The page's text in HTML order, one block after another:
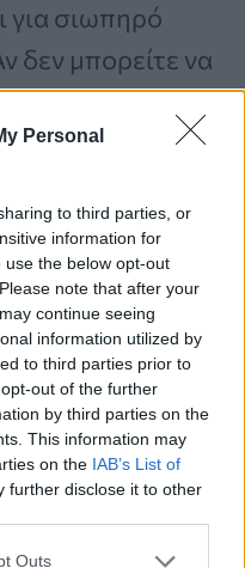
Personal
to third parties, or
information for
the below opt-out
note that after your
continue seeing
information utilized by
to third parties prior to
out of the further
by third parties on the
This information may
on the IAB’s List of
further disclose it to other
Outs
για σιωπηρό
δεν μπορείτε να
σας ή
αρκετό αέρα,
η καρδιά
με το να
ο Dr. Ajijola.
σεεπικίνδυνα
ακανόνιστο